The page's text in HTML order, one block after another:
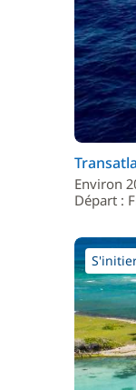
Environ
Départ :